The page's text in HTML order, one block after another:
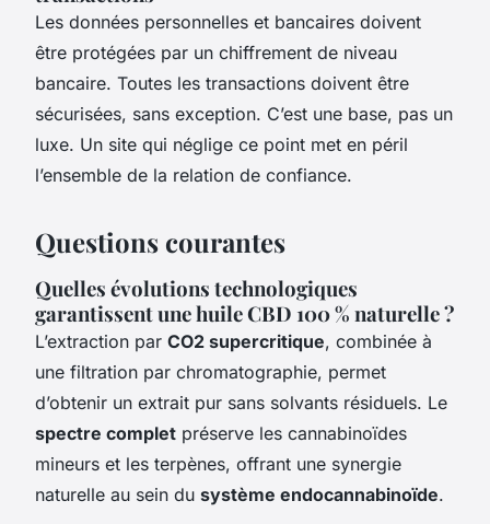
Les données personnelles et bancaires doivent
être protégées par un chiffrement de niveau
bancaire. Toutes les transactions doivent être
sécurisées, sans exception. C’est une base, pas un
luxe. Un site qui néglige ce point met en péril
l’ensemble de la relation de confiance.
Questions courantes
Quelles évolutions technologiques
garantissent une huile CBD 100 % naturelle ?
L’extraction par CO2 supercritique, combinée à
une filtration par chromatographie, permet
d’obtenir un extrait pur sans solvants résiduels. Le
spectre complet préserve les cannabinoïdes
mineurs et les terpènes, offrant une synergie
naturelle au sein du système endocannabinoïde.